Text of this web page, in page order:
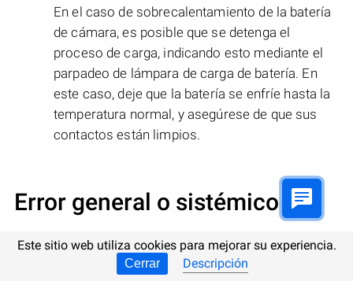
En el caso de sobrecalentamiento de la batería
de cámara, es posible que se detenga el
proceso de carga, indicando esto mediante el
parpadeo de lámpara de carga de batería. En
este caso, deje que la batería se enfríe hasta la
temperatura normal, y asegúrese de que sus
contactos están limpios.
Error general o sistémico
Si el mensaje «Compression error»esté relacionado
con un error general sistémico de la cámara
Este sitio web utiliza cookies para mejorar su experiencia.
Cerrar Descripción